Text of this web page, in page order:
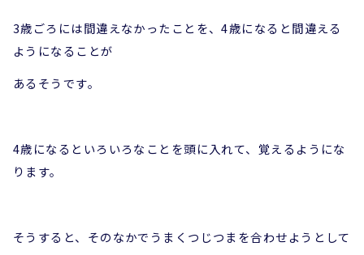
3歳ごろには間違えなかったことを、4歳になると間違える
ようになることが
あるそうです。
4歳になるといろいろなことを頭に入れて、覚えるようにな
ります。
そうすると、そのなかでうまくつじつまを合わせようとして